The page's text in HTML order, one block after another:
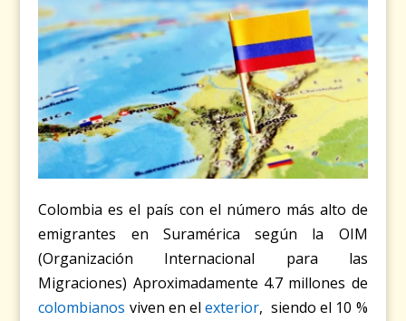
Colombia es el país con el número más alto de
emigrantes en Suramérica según la OIM
(Organización Internacional para las
Migraciones) Aproximadamente 4.7 millones de
colombianos viven en elexterior, siendo el 10 %